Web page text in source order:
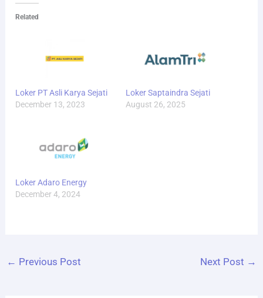
Related
Loker PT Asli Karya Sejati
December 13, 2023
Loker Saptaindra Sejati
August 26, 2025
Loker Adaro Energy
December 4, 2024
← Previous Post Next Post →